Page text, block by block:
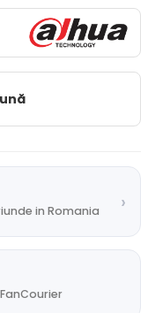
in Romania ›